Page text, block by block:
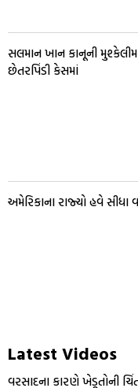
સલમાન ખાન કાનૂની
છેતરપિંડી કેસમાં
અમેરિકાના રાજ્યો હવે સીધા
Latest Videos
વરસાદના કારણે ખેડૂતોની